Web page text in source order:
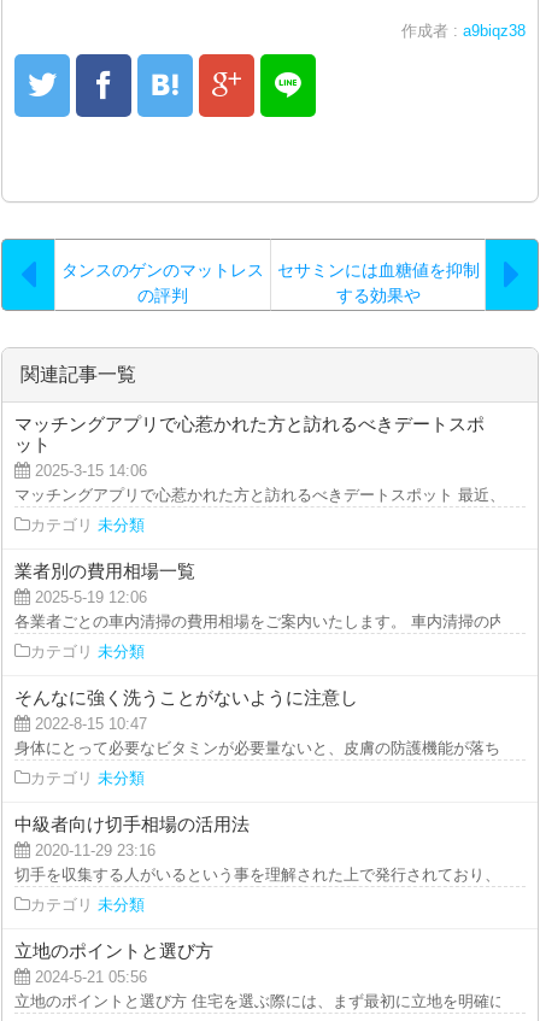
作成者 : a9biqz38
タンスのゲンのマットレス
の評判
セサミンには血糖値を抑制
する効果や
関連記事一覧
マッチングアプリで心惹かれた方と訪れるべきデートスポ
ット
2025-3-15 14:06
マッチングアプリで心惹かれた方と訪れるべきデートスポット 最近、マ
カテゴリ 未分類
業者別の費用相場一覧
2025-5-19 12:06
各業者ごとの車内清掃の費用相場をご案内いたします。 車内清掃の内容
カテゴリ 未分類
そんなに強く洗うことがないように注意し
2022-8-15 10:47
身体にとって必要なビタミンが必要量ないと、皮膚の防護機能が落ちて外
カテゴリ 未分類
中級者向け切手相場の活用法
2020-11-29 23:16
切手を収集する人がいるという事を理解された上で発行されており、切手
カテゴリ 未分類
立地のポイントと選び方
2024-5-21 05:56
立地のポイントと選び方 住宅を選ぶ際には、まず最初に立地を明確にす